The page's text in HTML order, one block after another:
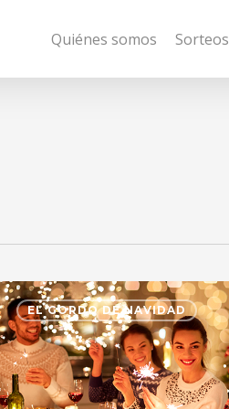
Quiénes somos Sorteos
EL GORDO DE NAVIDAD